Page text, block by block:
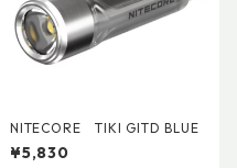
NITECORE TIKI GITD BLUE
¥5,830